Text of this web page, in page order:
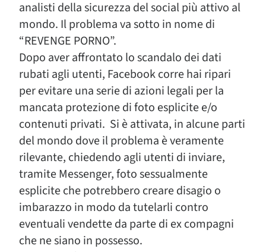
analisti della sicurezza del social più attivo al
mondo. Il problema va sotto in nome di
“REVENGE PORNO”.
Dopo aver affrontato lo scandalo dei dati
rubati agli utenti, Facebook corre hai ripari
per evitare una serie di azioni legali per la
mancata protezione di foto esplicite e/o
contenuti privati. Si è attivata, in alcune parti
del mondo dove il problema è veramente
rilevante, chiedendo agli utenti di inviare,
tramite Messenger, foto sessualmente
esplicite che potrebbero creare disagio o
imbarazzo in modo da tutelarli contro
eventuali vendette da parte di ex compagni
che ne siano in possesso.